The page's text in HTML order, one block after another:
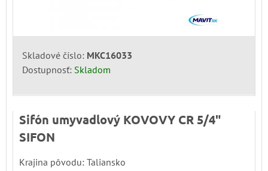
Skladové číslo: MKC16033
Dostupnosť: Skladom
Sifón umyvadlový KOVOVY CR 5/4"
SIFON
Krajina pôvodu: Taliansko